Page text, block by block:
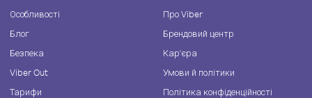
Особливості
Блог
Безпека
Viber Out
Тарифи
Про Viber
Брендовий центр
Кар'єра
Умови й політики
Політика конфіденційності